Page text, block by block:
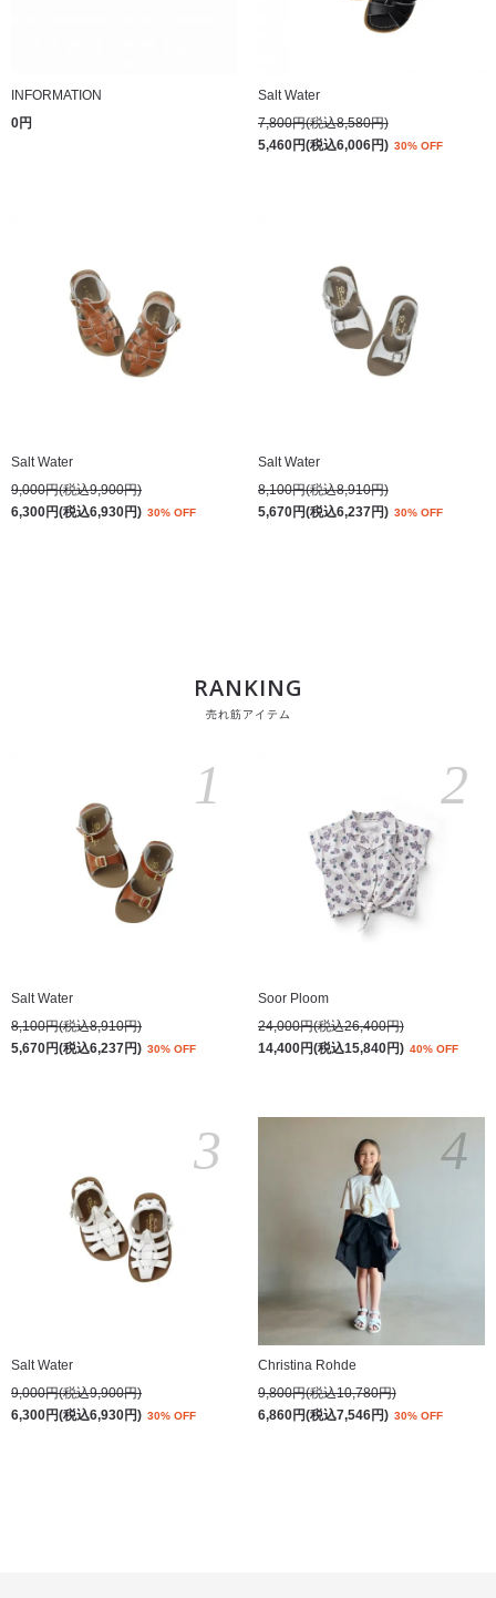
INFORMATION
0円
Salt Water
7,800円(税込8,580円)
5,460円(税込6,006円) 30% OFF
Salt Water
9,000円(税込9,900円)
6,300円(税込6,930円) 30% OFF
Salt Water
8,100円(税込8,910円)
5,670円(税込6,237円) 30% OFF
RANKING
売れ筋アイテム
Salt Water
8,100円(税込8,910円)
5,670円(税込6,237円) 30% OFF
1
Soor Ploom
24,000円(税込26,400円)
14,400円(税込15,840円) 40% OFF
2
Salt Water
9,000円(税込9,900円)
6,300円(税込6,930円) 30% OFF
3
Christina Rohde
9,800円(税込10,780円)
6,860円(税込7,546円) 30% OFF
4